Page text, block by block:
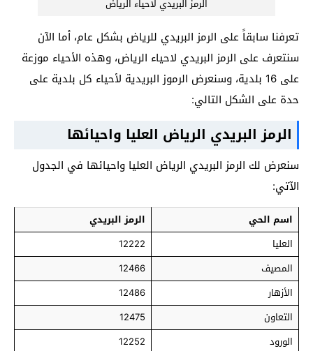
الرمز البريدي لاحياء الرياض
تعرفنا سابقاً على الرمز البريدي للرياض بشكل عام، أما الآن
سنتعرف على الرمز البريدي لاحياء الرياض، وهذه الأحياء موزعة
على 16 بلدية، وسنعرض الرموز البريدية لأحياء كل بلدية على
حدة على الشكل التالي:
الرمز البريدي الرياض العليا واحيائها
سنعرض لك الرمز البريدي الرياض العليا واحيائها في الجدول
الآتي:
اسم الحي
الرمز البريدي
العليا
12222
المصيف
12466
الأزهار
12486
التعاون
12475
الورود
12252